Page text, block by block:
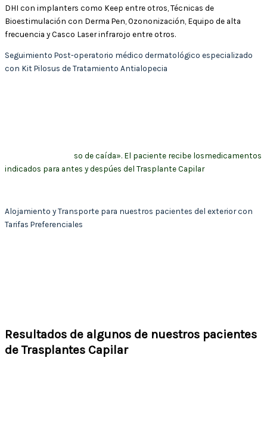
DHI con implanters como Keep entre otros, Técnicas de
Bioestimulación con Derma Pen, Ozononización, Equipo de alta
frecuencia y Casco Laser infrarojo entre otros.
Seguimiento Post-operatorio médico dermatológico especializado
con Kit Pilosus de Tratamiento Antialopecia
so de caída». El paciente recibe losmedicamentos
indicados para antes y despúes del Trasplante Capilar
Alojamiento y Transporte para nuestros pacientes del exterior con
Tarifas Preferenciales
Resultados de algunos de nuestros pacientes
de Trasplantes Capilar